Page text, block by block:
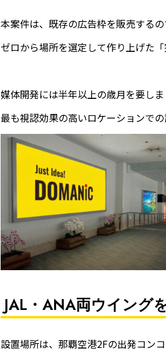
本案件は、既存の広告枠を販売する
ゼロから場所を選定して作り上げた
媒体開発には半年以上の歳月を要し
最も視認効果の高いロケーションで
JAL・ANA両ウイング
設置場所は、那覇空港2Fの出発コン